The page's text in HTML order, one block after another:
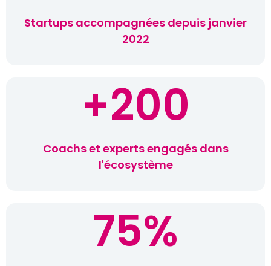
Startups accompagnées depuis janvier
2022
+200
Coachs et experts engagés dans
l'écosystème
75%